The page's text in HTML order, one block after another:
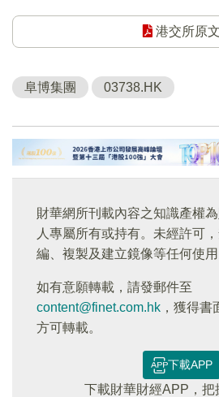
港交所原文
阜博集團 03738.HK
財華網所刊載內容之知識產權
人專屬所有或持有。未經許可
編、複製及建立鏡像等任何使用
如有意願轉載，請發郵件至
content@finet.com.hk ，獲得書
方可轉載。
下載APP
下載財華財經APP，把